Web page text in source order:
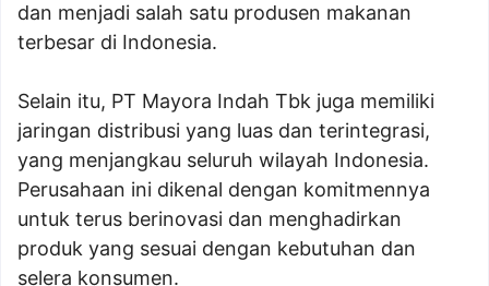
dan menjadi salah satu produsen makanan
terbesar di Indonesia.
Selain itu, PT Mayora Indah Tbk juga memiliki
jaringan distribusi yang luas dan terintegrasi,
yang menjangkau seluruh wilayah Indonesia.
Perusahaan ini dikenal dengan komitmennya
untuk terus berinovasi dan menghadirkan
produk yang sesuai dengan kebutuhan dan
selera konsumen.